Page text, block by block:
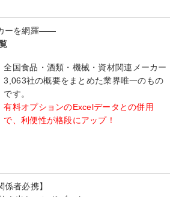
ーを網羅――
全国食品・酒類・機械・資材関連メーカー
3,063社の概要をまとめた業界唯一のもの
です。
有料オプションのExcelデータとの併用
で、利便性が格段にアップ！
係者必携】